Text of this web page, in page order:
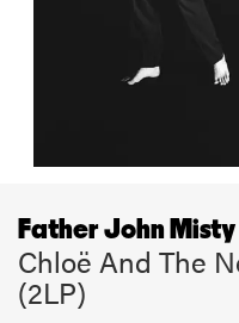
Father John Misty
Chloë And The
(2LP)